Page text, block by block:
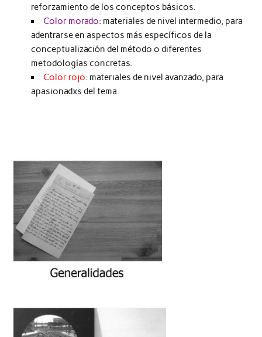
reforzamiento de los conceptos básicos.
Color morado: materiales de nivel intermedio, para
adentrarse en aspectos más específicos de la
conceptualización del método o diferentes
metodologías concretas.
Color rojo: materiales de nivel avanzado, para
apasionadxs del tema.